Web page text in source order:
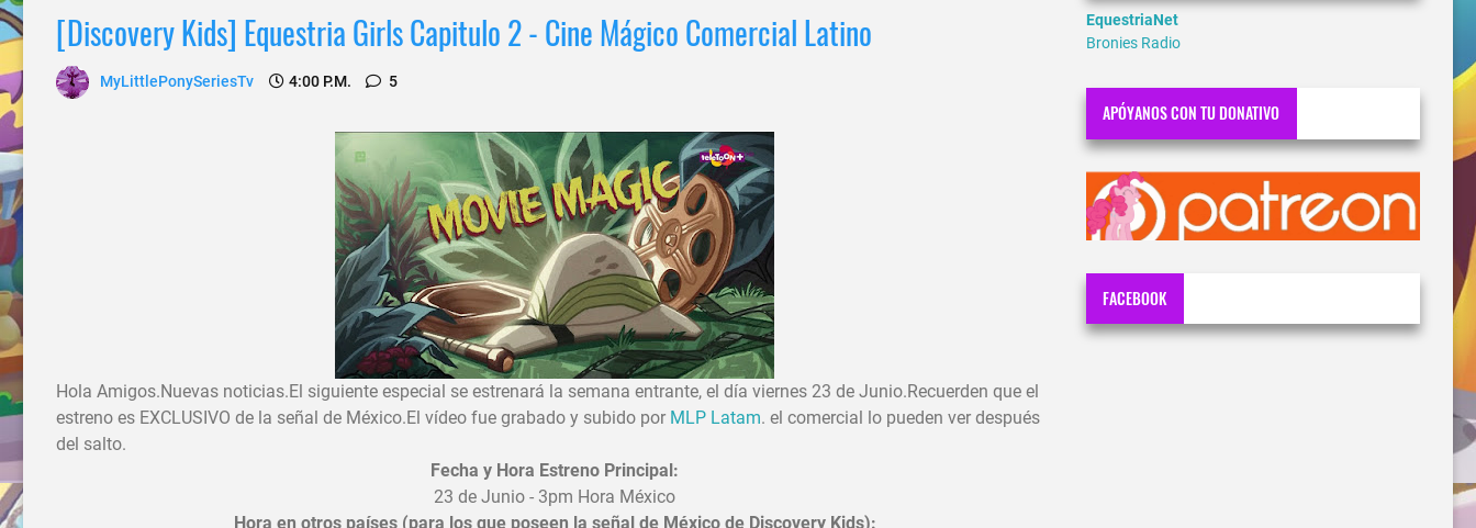
[Discovery Kids] Equestria Girls Capitulo 2 - Cine Mágico Comercial Latino
MyLittlePonySeriesTv 4:00 P.m. 5
Hola Amigos.Nuevas noticias.El siguiente especial se estrenará la semana entrante, el día viernes 23 de Junio.Recuerden que el
estreno es EXCLUSIVO de la señal de México.E l vídeo fue grabado y subido por MLP Latam. el comercial lo pueden ver después
del salto.
Fecha y Hora Estreno Principal:
23 de Junio - 3pm Hora México
Hora en otros países (para los que poseen la señal de México de Discovery Kids):
EquestriaNet
Bronies Radio
APÓYANOS CON TU DONATIVO
FACEBOOK